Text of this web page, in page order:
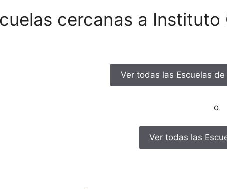
cercanas a Instituto
Ver todas las Escuelas
o
Ver todas las